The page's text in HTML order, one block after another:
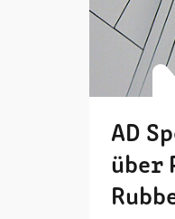
AD
über